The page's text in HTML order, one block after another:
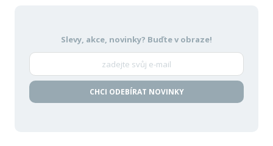
Slevy, akce, novinky? Buďte v obraze!
CHCI ODEBÍRAT NOVINKY